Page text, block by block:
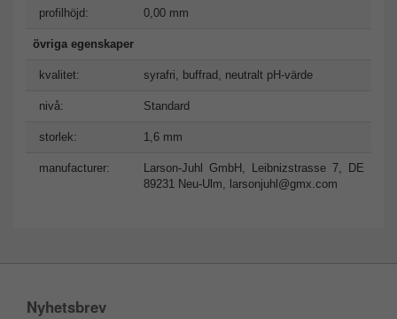
profilhöjd: 0,00 mm
övriga egenskaper
kvalitet: syrafri, buffrad, neutralt pH-värde
nivå: Standard
storlek: 1,6 mm
manufacturer:
Larson-Juhl GmbH, Leibnizstrasse 7, DE
89231 Neu-Ulm, larsonjuhl@gmx.com
Nyhetsbrev